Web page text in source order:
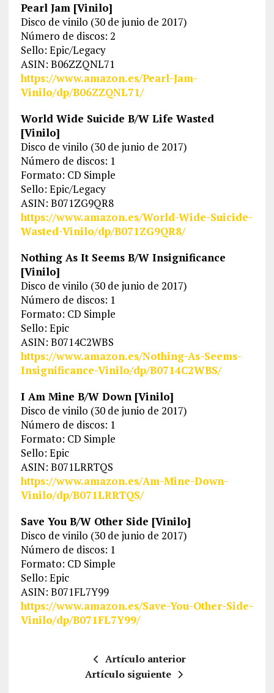
Pearl Jam [Vinilo]
Disco de vinilo (30 de junio de 2017)
Número de discos: 2
Sello: Epic/Legacy
ASIN: B06ZZQNL71
https://www.amazon.es/Pearl-Jam-
Vinilo/dp/B06ZZQNL71/
World Wide Suicide B/W Life Wasted
[Vinilo]
Disco de vinilo (30 de junio de 2017)
Número de discos: 1
Formato: CD Simple
Sello: Epic/Legacy
ASIN: B071ZG9QR8
https://www.amazon.es/World-Wide-Suicide-
Wasted-Vinilo/dp/B071ZG9QR8/
Nothing As It Seems B/W Insignificance
[Vinilo]
Disco de vinilo (30 de junio de 2017)
Número de discos: 1
Formato: CD Simple
Sello: Epic
ASIN: B0714C2WBS
https://www.amazon.es/Nothing-As-Seems-
Insignificance-Vinilo/dp/B0714C2WBS/
I Am Mine B/W Down [Vinilo]
Disco de vinilo (30 de junio de 2017)
Número de discos: 1
Formato: CD Simple
Sello: Epic
ASIN: B071LRRTQS
https://www.amazon.es/Am-Mine-Down-
Vinilo/dp/B071LRRTQS/
Save You B/W Other Side [Vinilo]
Disco de vinilo (30 de junio de 2017)
Número de discos: 1
Formato: CD Simple
Sello: Epic
ASIN: B071FL7Y99
https://www.amazon.es/Save-You-Other-Side-
Vinilo/dp/B071FL7Y99/
Artículo anterior
Artículo siguiente